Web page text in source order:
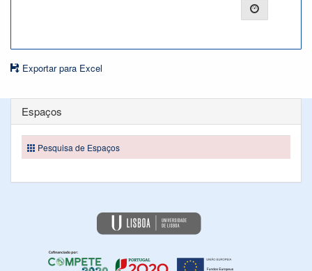
Exportar para Excel
Espaços
Pesquisa de Espaços